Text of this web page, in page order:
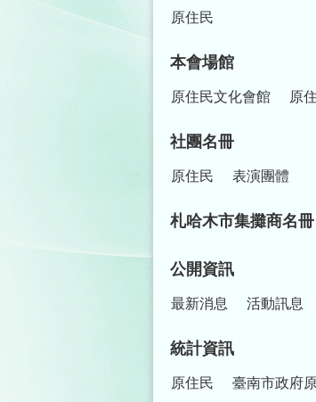
原住民
本會場館
原住民文化會館 原
社團名冊
原住民 表演團體
札哈木市集攤商名冊
公開資訊
最新消息 活動訊息
統計資訊
原住民 臺南市政府